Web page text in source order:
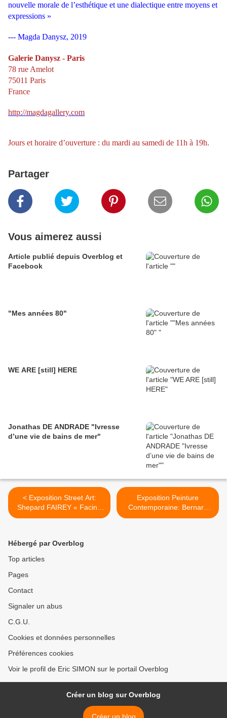
nouvelle morale de l’esthétique et une dialectique entre moyens et
expressions »
--- Magda Danysz, 2019
Galerie Danysz - Paris
78 rue Amelot
75011 Paris
France
http://magdagallery.com
Jours et horaire d’ouverture : du mardi au samedi de 11h à 19h.
Partager
Vous aimerez aussi
Article publié depuis Overblog et
Facebook
"Mes années 80"
WE ARE [still] HERE
Jonathas DE ANDRADE "Ivresse
d’une vie de bains de mer"
< Exposition Street Art:
Shepard FAIREY « Facing
the Giant : 3 Decades of
Exposition Peinture
Contemporaine: Bernard
FRIZE « Now or Never » >
Hébergé par Overblog
Top articles
Pages
Contact
Signaler un abus
C.G.U.
Cookies et données personnelles
Préférences cookies
Voir le profil de Eric SIMON sur le portail Overblog
Créer un blog sur Overblog